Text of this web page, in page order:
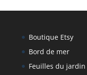
Boutique Etsy
Bord de mer
Feuilles du jardin